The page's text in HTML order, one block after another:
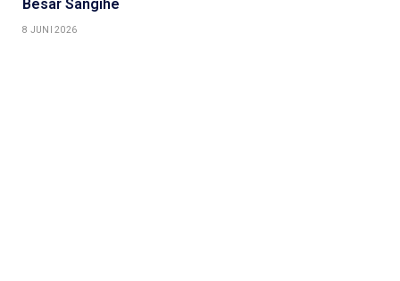
Besar Sangihe
8 JUNI 2026